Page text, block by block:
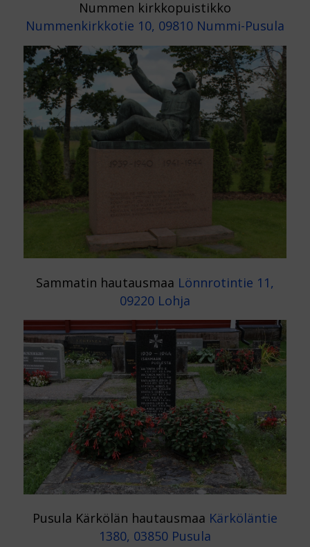
Nummen kirkkopuistikko
Nummenkirkkotie 10, 09810 Nummi-Pusula
Sammatin hautausmaa Lönnrotintie 11,
09220 Lohja
Pusula Kärkölän hautausmaa Kärköläntie
1380, 03850 Pusula